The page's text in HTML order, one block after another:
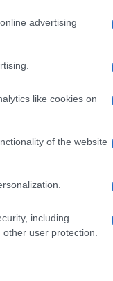
advertising
like cookies on
of the website
including
user protection.